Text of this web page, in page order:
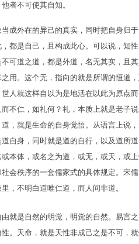
者不可使其自知。
成外在的异己的真实，同时把自身归
都是自己，且构成此心。可以说，知
可道之道，都是外道，名无其实，且
用。这个无，指向的就是所谓的恒道
人就这样自以为是地活在以此为原点
不仁，如礼何？礼，本质上就是老子
，就是生命的自身觉悟。从语言上说
自身，同时就是道的自行，以及道所
本体，或名之为道，或无，或天，或
会秩序的一套儒家式的具体规定。宋
，不明白道唯仁道，而人间非道。
就是自然的明觉，明觉的自然。易言
。天命，就是天性非成己之是不可，